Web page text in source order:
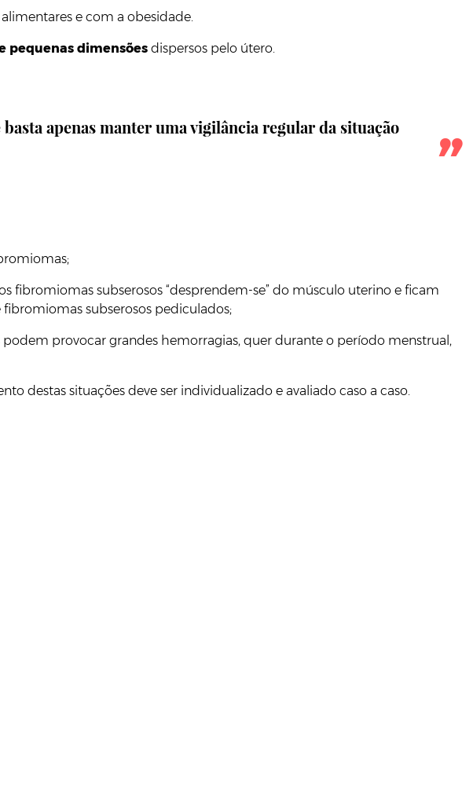
e com a obesidade.
pequenas dimensões dispersos pelo útero.
apenas manter uma vigilância regular da situação
fibromiomas subserosos “desprendem-se” do músculo uterino e ficam
subserosos pediculados;
provocar grandes hemorragias, quer durante o período menstrual,
destas situações deve ser individualizado e avaliado caso a caso.